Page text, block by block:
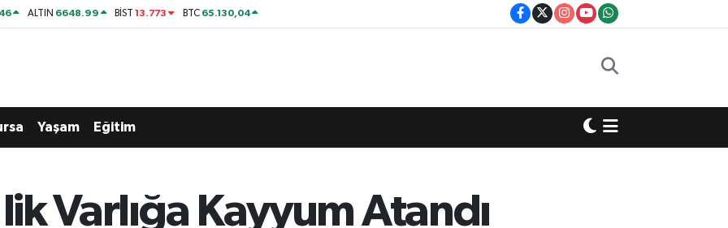
ALTIN 6648.99 BİST13.773 BTC 65.130,04
Yaşam Eğitim
Varlığa Kayyum Atandı